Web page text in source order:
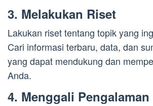
3. Melakukan Riset
Lakukan riset tentang topik yang
Cari informasi terbaru, data, dan
yang dapat mendukung dan
Anda.
4. Menggali